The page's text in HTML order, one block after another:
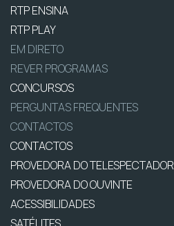
RTP ENSINA
RTP PLAY
EM DIRETO
REVER PROGRAMAS
CONCURSOS
PERGUNTAS FREQUENTES
CONTACTOS
CONTACTOS
PROVEDORA DO TELESPECTADOR
PROVEDORA DO OUVINTE
ACESSIBILIDADES